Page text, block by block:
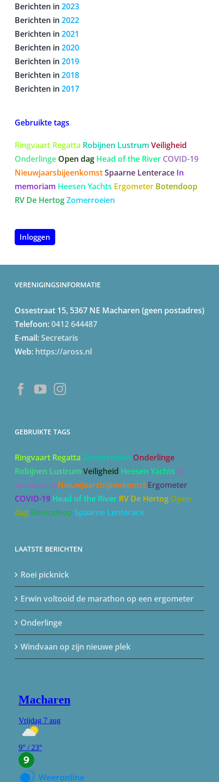
Berichten in 2023
Berichten in 2022
Berichten in 2021
Berichten in 2020
Berichten in 2019
Berichten in 2018
Berichten in 2017
Gebruikte tags
Ringvaart Regatta Robijnen Lustrum Veiligheid
Onderlinge Open dag Head of the River COVID-19
NieuwjaarsbijeenkomstSpaarne Lenterace In
memoriam Heesen Yachts Ergometer Botendoop
RV De HertogZomerroeien
Inloggen
VERENIGINGSINFORMATIE
Ossestraat 15, 5367 NE Macharen (geen postadres)
Telefoon:0412 644487
E-mail:Secretaris
Web: https://aross.nl
GEBRUIKTE TAGS
Ringvaart Regatta Zomerroeien Onderlinge
Robijnen Lustrum Veiligheid Heesen Yachts In
memoriam Nieuwjaarsbijeenkomst Ergometer
COVID-19 Head of the River RV De Hertog Open
dag Botendoop Spaarne Lenterace
LAATSTE BERICHTEN
Roei picknick
Erwin voltooid de marathon op een ergometer
Onderlinge
Windvaan op zijn nieuwe plek